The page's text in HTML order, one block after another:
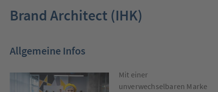
Zum Login
Brand Architect (IHK)
Allgemeine Infos
Mit einer
unverwechselbaren Marke